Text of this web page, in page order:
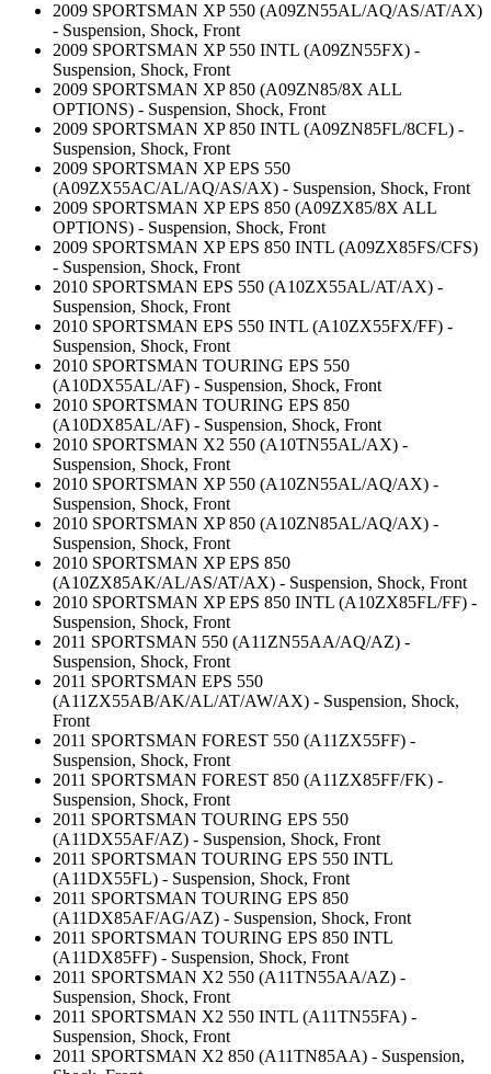
2009 SPORTSMAN XP 550 (A09ZN55AL/AQ/AS/AT/AX)
- Suspension, Shock, Front
2009 SPORTSMAN XP 550 INTL (A09ZN55FX) -
Suspension, Shock, Front
2009 SPORTSMAN XP 850 (A09ZN85/8X ALL
OPTIONS) - Suspension, Shock, Front
2009 SPORTSMAN XP 850 INTL (A09ZN85FL/8CFL) -
Suspension, Shock, Front
2009 SPORTSMAN XP EPS 550
(A09ZX55AC/AL/AQ/AS/AX) - Suspension, Shock, Front
2009 SPORTSMAN XP EPS 850 (A09ZX85/8X ALL
OPTIONS) - Suspension, Shock, Front
2009 SPORTSMAN XP EPS 850 INTL (A09ZX85FS/CFS)
- Suspension, Shock, Front
2010 SPORTSMAN EPS 550 (A10ZX55AL/AT/AX) -
Suspension, Shock, Front
2010 SPORTSMAN EPS 550 INTL (A10ZX55FX/FF) -
Suspension, Shock, Front
2010 SPORTSMAN TOURING EPS 550
(A10DX55AL/AF) - Suspension, Shock, Front
2010 SPORTSMAN TOURING EPS 850
(A10DX85AL/AF) - Suspension, Shock, Front
2010 SPORTSMAN X2 550 (A10TN55AL/AX) -
Suspension, Shock, Front
2010 SPORTSMAN XP 550 (A10ZN55AL/AQ/AX) -
Suspension, Shock, Front
2010 SPORTSMAN XP 850 (A10ZN85AL/AQ/AX) -
Suspension, Shock, Front
2010 SPORTSMAN XP EPS 850
(A10ZX85AK/AL/AS/AT/AX) - Suspension, Shock, Front
2010 SPORTSMAN XP EPS 850 INTL (A10ZX85FL/FF) -
Suspension, Shock, Front
2011 SPORTSMAN 550 (A11ZN55AA/AQ/AZ) -
Suspension, Shock, Front
2011 SPORTSMAN EPS 550
(A11ZX55AB/AK/AL/AT/AW/AX) - Suspension, Shock,
Front
2011 SPORTSMAN FOREST 550 (A11ZX55FF) -
Suspension, Shock, Front
2011 SPORTSMAN FOREST 850 (A11ZX85FF/FK) -
Suspension, Shock, Front
2011 SPORTSMAN TOURING EPS 550
(A11DX55AF/AZ) - Suspension, Shock, Front
2011 SPORTSMAN TOURING EPS 550 INTL
(A11DX55FL) - Suspension, Shock, Front
2011 SPORTSMAN TOURING EPS 850
(A11DX85AF/AG/AZ) - Suspension, Shock, Front
2011 SPORTSMAN TOURING EPS 850 INTL
(A11DX85FF) - Suspension, Shock, Front
2011 SPORTSMAN X2 550 (A11TN55AA/AZ) -
Suspension, Shock, Front
2011 SPORTSMAN X2 550 INTL (A11TN55FA) -
Suspension, Shock, Front
2011 SPORTSMAN X2 850 (A11TN85AA) - Suspension,